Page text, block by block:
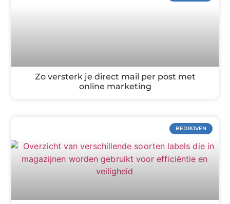
Zo versterk je direct mail per post met
online marketing
BEDRIJVEN